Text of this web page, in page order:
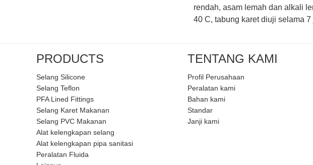
rendah, asam lemah dan alkali
40 C, tabung karet diuji selama
PRODUCTS
Selang Silicone
Selang Teflon
PFA Lined Fittings
Selang Karet Makanan
Selang PVC Makanan
Alat kelengkapan selang
Alat kelengkapan pipa sanitasi
Peralatan Fluida
TENTANG KAMI
Profil Perusahaan
Peralatan kami
Bahan kami
Standar
Janji kami